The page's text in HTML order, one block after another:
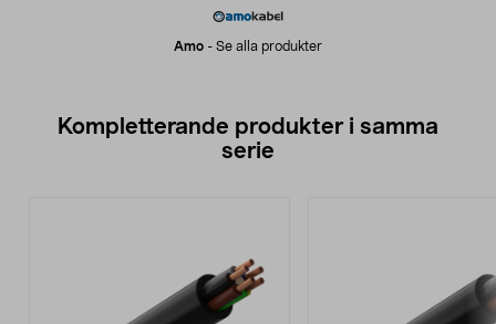
Amo - Se alla produkter
Kompletterande produkter i samma
serie